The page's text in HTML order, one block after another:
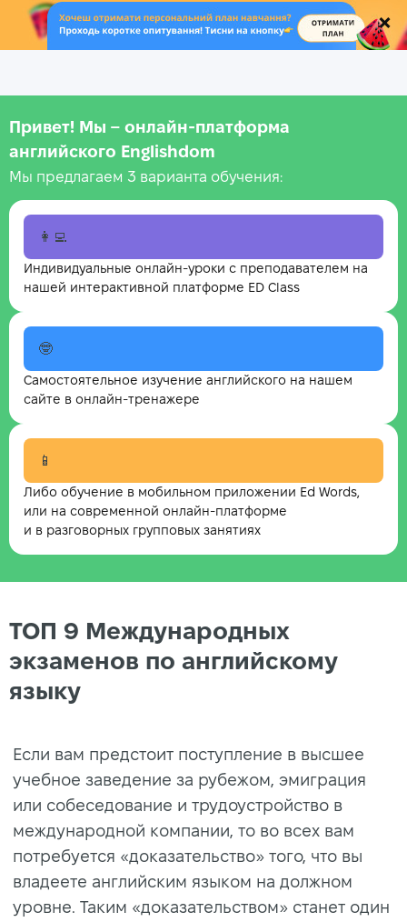
.
Привет! Мы – онлайн‑платформа
английского Englishdom
Мы предлагаем 3 варианта обучения:
👩‍💻
Индивидуальные онлайн-уроки с преподавателем на
нашей интерактивной платформе ED Class
🤓
Самостоятельное изучение английского на нашем
сайте в онлайн-тренажере
📱
Либо обучение в мобильном приложении Ed Words,
или на современной онлайн-платформе
и в разговорных групповых занятиях
ТОП 9 Международных
экзаменов по английскому
языку
Если вам предстоит поступление в высшее
учебное заведение за рубежом, эмиграция
или собеседование и трудоустройство в
международной компании, то во всех вам
потребуется «доказательство» того, что вы
владеете английским языком на должном
уровне. Таким «доказательством» станет один